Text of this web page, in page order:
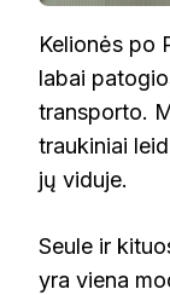
Kelionės po
labai
transporto.
traukiniai
jų viduje.
Seule ir
yra viena